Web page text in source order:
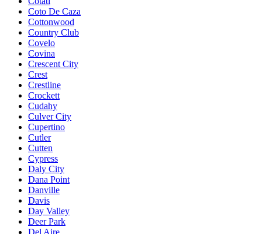
Coto De Caza
Cottonwood
Country Club
Covelo
Covina
Crescent City
Crest
Crestline
Crockett
Cudahy
Culver City
Cupertino
Cutler
Cutten
Cypress
Daly City
Dana Point
Danville
Davis
Day Valley
Deer Park
Del Aire